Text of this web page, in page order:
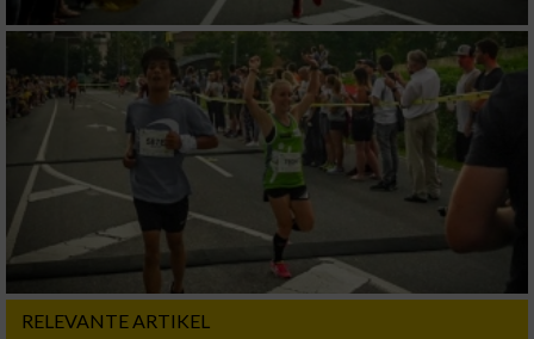
RELEVANTE ARTIKEL